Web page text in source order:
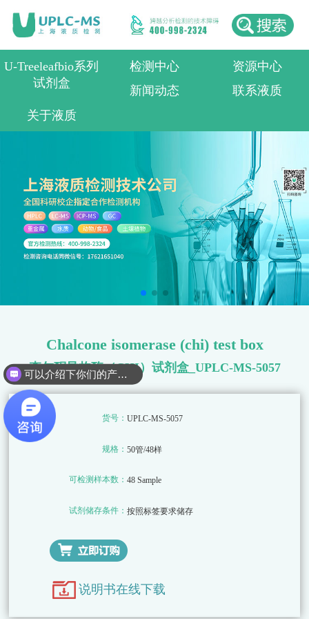
U-Treeleafbio系列
试剂盒
检测中心
资源中心
新闻动态
联系液质
关于液质
Chalcone isomerase (chi) test box
查尔酮异构酶（CHI）试剂盒_UPLC-MS-5057
货号： UPLC-MS-5057
规格： 50管/48样
可检测样本数： 48 Sample
试剂储存条件： 按照标签要求储存
说明书在线下载
可以介绍下你们的产品么